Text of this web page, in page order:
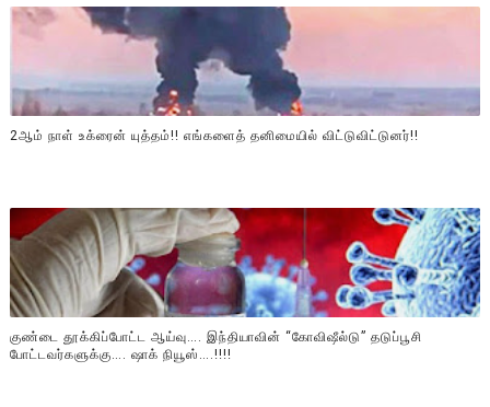
2ஆம் நாள் உக்ரைன் யுத்தம்!! எங்களைத் தனிமையில் விட்டுவிட்டுனர்!!
குண்டை தூக்கிப்போட்ட ஆய்வு…. இந்தியாவின் “கோவிஷீல்டு” தடுப்பூசி
போட்டவர்களுக்கு…. ஷாக் நியூஸ்….!!!!